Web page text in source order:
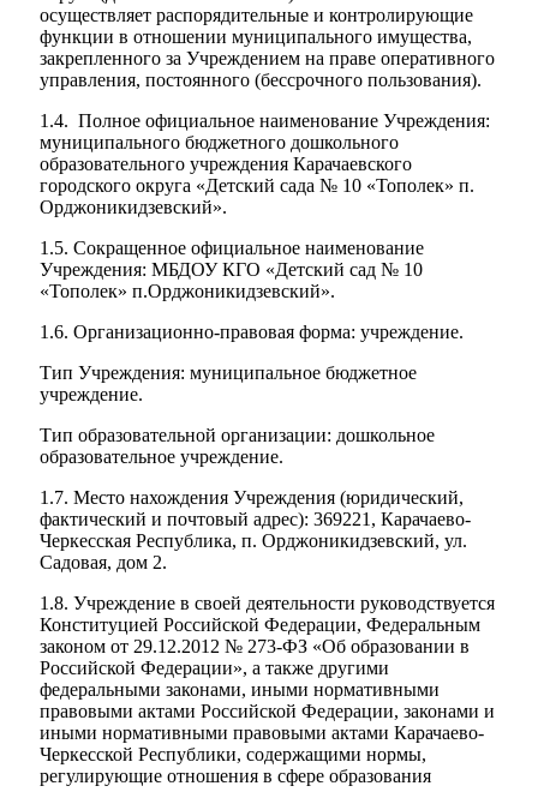
осуществляет распорядительные и контролирующие
функции в отношении муниципального имущества,
закрепленного за Учреждением на праве оперативного
управления, постоянного (бессрочного пользования).
1.4. Полное официальное наименование Учреждения:
муниципального бюджетного дошкольного
образовательного учреждения Карачаевского
городского округа «Детский сада № 10 «Тополек» п.
Орджоникидзевский».
1.5. Сокращенное официальное наименование
Учреждения: МБДОУ КГО «Детский сад № 10
«Тополек» п.Орджоникидзевский».
1.6. Организационно-правовая форма: учреждение.
Тип Учреждения: муниципальное бюджетное
учреждение.
Тип образовательной организации: дошкольное
образовательное учреждение.
1.7. Место нахождения Учреждения (юридический,
фактический и почтовый адрес): 369221, Карачаево-
Черкесская Республика, п. Орджоникидзевский, ул.
Садовая, дом 2.
1.8. Учреждение в своей деятельности руководствуется
Конституцией Российской Федерации, Федеральным
законом от 29.12.2012 № 273-ФЗ «Об образовании в
Российской Федерации», а также другими
федеральными законами, иными нормативными
правовыми актами Российской Федерации, законами и
иными нормативными правовыми актами Карачаево-
Черкесской Республики, содержащими нормы,
регулирующие отношения в сфере образования